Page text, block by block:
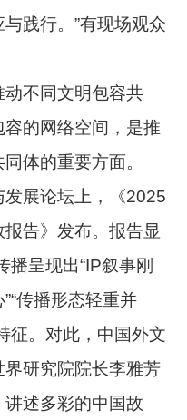
践行。”有现场观众
不同文明包容共
的网络空间，是推
体的重要方面。
展论坛上，《2025
告》发布。报告显
呈现出“IP叙事刚
传播形态轻重并
征。对此，中国外文
研究院院长李雅芳
述多彩的中国故